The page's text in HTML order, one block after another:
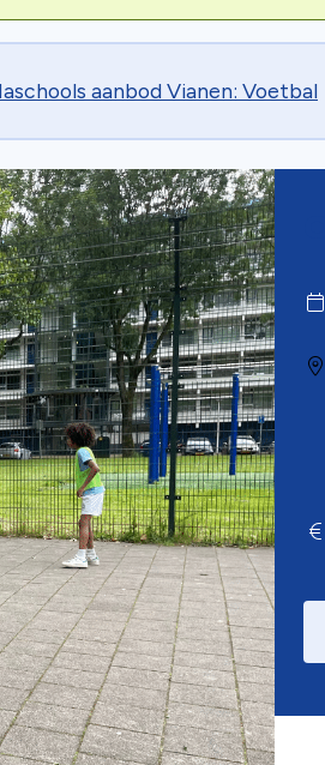
aanbod Vianen: Voetbal